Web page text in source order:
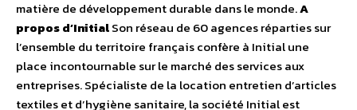
matière de développement durable dans le monde.A
propos d’InitialSon réseau de 60 agences réparties sur
l’ensemble du territoire français confère à Initial une
place incontournable sur le marché des services aux
entreprises. Spécialiste de la location entretien d’articles
textiles et d’hygiène sanitaire, la société Initial est